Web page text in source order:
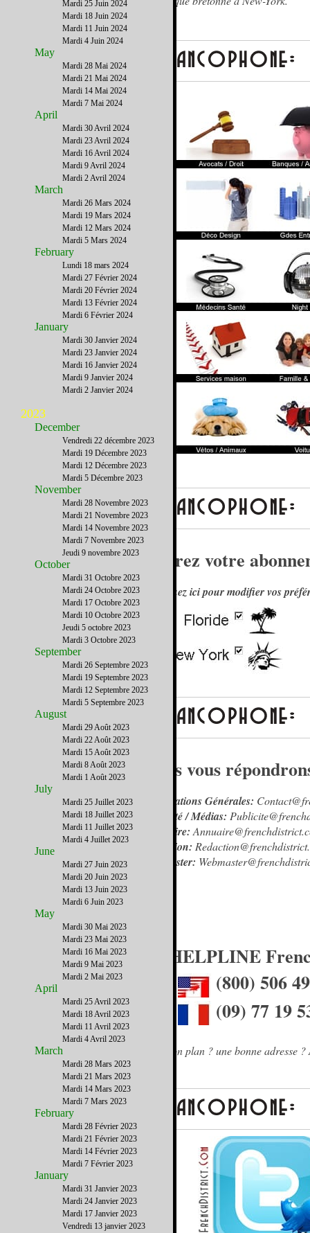
Gérez votre
Cliquez ici pour modifier vos
Nous vous
Informations Générales:
Publicité / Médias:
Annuaire:
Rédaction:
Webmaster:
La HELPLINE
(800) 506
(09) 77 19
Besoin d'un conseil ? une info ? un bon plan ? une bonne adresse
Mardi 25 Juin 2024
Mardi 18 Juin 2024
Mardi 11 Juin 2024
Mardi 4 Juin 2024
May
Mardi 28 Mai 2024
Mardi 21 Mai 2024
Mardi 14 Mai 2024
Mardi 7 Mai 2024
April
Mardi 30 Avril 2024
Mardi 23 Avril 2024
Mardi 16 Avril 2024
Mardi 9 Avril 2024
Mardi 2 Avril 2024
March
Mardi 26 Mars 2024
Mardi 19 Mars 2024
Mardi 12 Mars 2024
Mardi 5 Mars 2024
February
Lundi 18 mars 2024
Mardi 27 Février 2024
Mardi 20 Février 2024
Mardi 13 Février 2024
Mardi 6 Février 2024
January
Mardi 30 Janvier 2024
Mardi 23 Janvier 2024
Mardi 16 Janvier 2024
Mardi 9 Janvier 2024
Mardi 2 Janvier 2024
2023
December
Vendredi 22 décembre 2023
Mardi 19 Décembre 2023
Mardi 12 Décembre 2023
Mardi 5 Décembre 2023
November
Mardi 28 Novembre 2023
Mardi 21 Novembre 2023
Mardi 14 Novembre 2023
Mardi 7 Novembre 2023
Jeudi 9 novembre 2023
October
Mardi 31 Octobre 2023
Mardi 24 Octobre 2023
Mardi 17 Octobre 2023
Mardi 10 Octobre 2023
Jeudi 5 octobre 2023
Mardi 3 Octobre 2023
September
Mardi 26 Septembre 2023
Mardi 19 Septembre 2023
Mardi 12 Septembre 2023
Mardi 5 Septembre 2023
August
Mardi 29 Août 2023
Mardi 22 Août 2023
Mardi 15 Août 2023
Mardi 8 Août 2023
Mardi 1 Août 2023
July
Mardi 25 Juillet 2023
Mardi 18 Juillet 2023
Mardi 11 Juillet 2023
Mardi 4 Juillet 2023
June
Mardi 27 Juin 2023
Mardi 20 Juin 2023
Mardi 13 Juin 2023
Mardi 6 Juin 2023
May
Mardi 30 Mai 2023
Mardi 23 Mai 2023
Mardi 16 Mai 2023
Mardi 9 Mai 2023
Mardi 2 Mai 2023
April
Mardi 25 Avril 2023
Mardi 18 Avril 2023
Mardi 11 Avril 2023
Mardi 4 Avril 2023
March
Mardi 28 Mars 2023
Mardi 21 Mars 2023
Mardi 14 Mars 2023
Mardi 7 Mars 2023
February
Mardi 28 Février 2023
Mardi 21 Février 2023
Mardi 14 Février 2023
Mardi 7 Février 2023
January
Mardi 31 Janvier 2023
Mardi 24 Janvier 2023
Mardi 17 Janvier 2023
Vendredi 13 janvier 2023